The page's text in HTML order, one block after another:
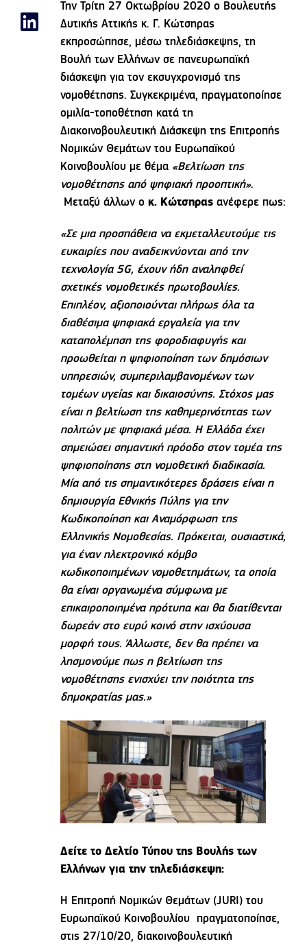
Την Τρίτη 27 Οκτωβρίου 2020 ο Βουλευτής
Δυτικής Αττικής κ. Γ. Κώτσηρας
εκπροσώπησε, μέσω τηλεδιάσκεψης, τη
Βουλή των Ελλήνων σε πανευρωπαϊκή
διάσκεψη για τον εκσυγχρονισμό της
νομοθέτησης. Συγκεκριμένα, πραγματοποίησε
ομιλία-τοποθέτηση κατά τη
Διακοινοβουλευτική Διάσκεψη της Επιτροπής
Νομικών Θεμάτων του Ευρωπαϊκού
Κοινοβουλίου με θέμα «Βελτίωση της
νομοθέτησης από ψηφιακή προοπτική».
Μεταξύ άλλων ο κ. Κώτσηρας ανέφερε πως:
«Σε μια προσπάθεια να εκμεταλλευτούμε τις
ευκαιρίες που αναδεικνύονται από την
τεχνολογία 5G, έχουν ήδη αναληφθεί
σχετικές νομοθετικές πρωτοβουλίες.
Επιπλέον, αξιοποιούνται πλήρως όλα τα
διαθέσιμα ψηφιακά εργαλεία για την
καταπολέμηση της φοροδιαφυγής και
προωθείται η ψηφιοποίηση των δημόσιων
υπηρεσιών, συμπεριλαμβανομένων των
τομέων υγείας και δικαιοσύνης. Στόχος μας
είναι η βελτίωση της καθημερινότητας των
πολιτών με ψηφιακά μέσα. Η Ελλάδα έχει
σημειώσει σημαντική πρόοδο στον τομέα της
ψηφιοποίησης στη νομοθετική διαδικασία.
Μία από τις σημαντικότερες δράσεις είναι η
δημιουργία Εθνικής Πύλης για την
Κωδικοποίηση και Αναμόρφωση της
Ελληνικής Νομοθεσίας. Πρόκειται, ουσιαστικά,
για έναν ηλεκτρονικό κόμβο
κωδικοποιημένων νομοθετημάτων, τα οποία
θα είναι οργανωμένα σύμφωνα με
επικαιροποιημένα πρότυπα και θα διατίθενται
δωρεάν στο ευρύ κοινό στην ισχύουσα
μορφή τους. Άλλωστε, δεν θα πρέπει να
λησμονούμε πως η βελτίωση της
νομοθέτησης ενισχύει την ποιότητα της
δημοκρατίας μας.»
Δείτε το Δελτίο Τύπου της Βουλής των
Ελλήνων για την τηλεδιάσκεψη:
Η Επιτροπή Νομικών Θεμάτων (JURI) του
Ευρωπαϊκού Κοινοβουλίου πραγματοποίησε,
στις 27/10/20, διακοινοβουλευτική